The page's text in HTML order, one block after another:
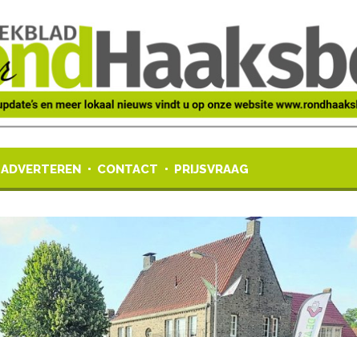
ADVERTEREN CONTACT PRIJSVRAAG